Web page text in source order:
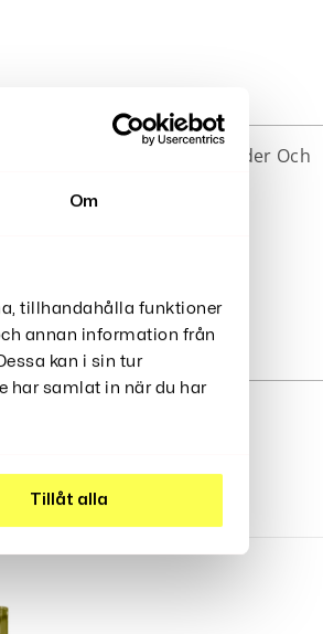
Om
tillhandahålla funktioner
annan information från
kan i sin tur
har samlat in när du har
Tillåt alla
Söta Munkar. Dina Kläder Och